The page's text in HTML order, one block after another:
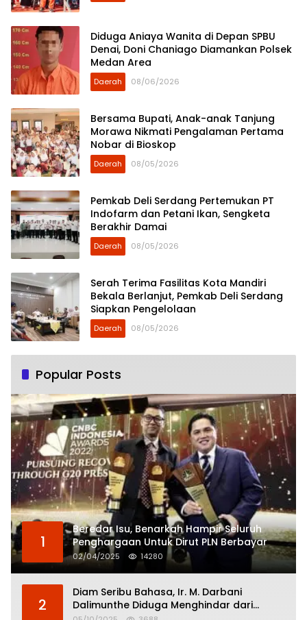
Diduga Aniaya Wanita di Depan SPBU
Denai, Doni Chaniago Diamankan Polsek
Medan Area
Daerah 08/06/2026
Bersama Bupati, Anak-anak Tanjung
Morawa Nikmati Pengalaman Pertama
Nobar di Bioskop
Daerah 08/05/2026
Pemkab Deli Serdang Pertemukan PT
Indofarm dan Petani Ikan, Sengketa
Berakhir Damai
Daerah 08/05/2026
Serah Terima Fasilitas Kota Mandiri
Bekala Berlanjut, Pemkab Deli Serdang
Siapkan Pengelolaan
Daerah 08/05/2026
Popular Posts
1
Beredar Isu, Benarkah Hampir Seluruh
Penghargaan Untuk Dirut PLN Berbayar
02/04/2025 14280
2
Diam Seribu Bahasa, Ir. M. Darbani
Dalimunthe Diduga Menghindar dari